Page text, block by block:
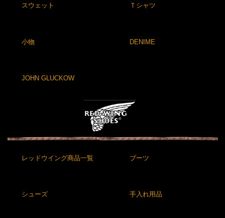
スウェット Ｔシャツ
小物 DENIME
JOHN GLUCKOW
レッドウイング商品一覧 ブーツ
シューズ 手入れ用品